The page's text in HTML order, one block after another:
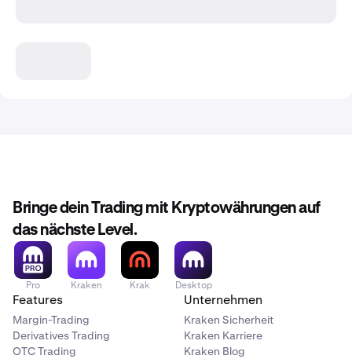
Bringe dein Trading mit Kryptowährungen auf
das nächste Level.
Pro Kraken Krak Desktop
Features
Margin-Trading
Derivatives Trading
OTC Trading
Unternehmen
Kraken Sicherheit
Kraken Karriere
Kraken Blog